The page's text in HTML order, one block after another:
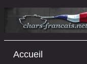
Accueil